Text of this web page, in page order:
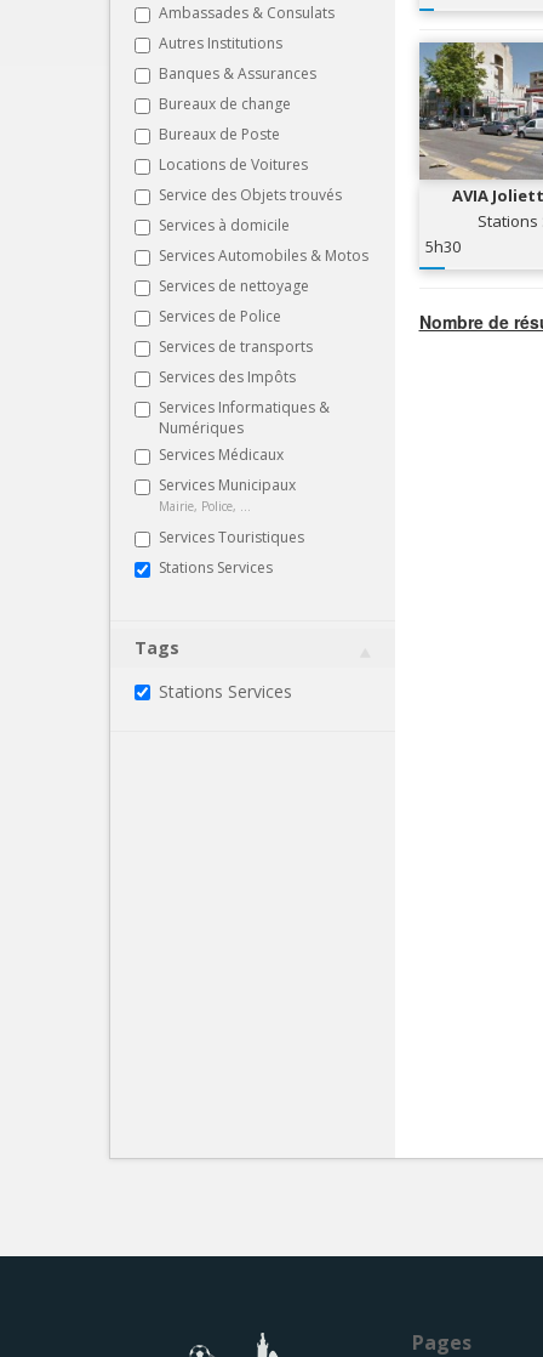
Ambassades & Consulats
Autres Institutions
Banques & Assurances
Bureaux de change
Bureaux de Poste
Locations de Voitures
Service des Objets trouvés
Services à domicile
Services Automobiles & Motos
Services de nettoyage
Services de Police
Services de transports
Services des Impôts
Services Informatiques &
Numériques
Services Médicaux
Services Municipaux
Mairie, Police, ...
Services Touristiques
Stations Services
Tags
Stations Services
AVIA
Stations
5h30
Nombre de
Pages